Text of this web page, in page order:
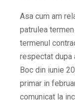
Asa cum am
patrulea
termenul
respectat dupa
Boc din iunie
primar in
comunicat la